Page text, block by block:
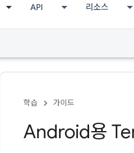
API 리소스
학습 가이드
Android용